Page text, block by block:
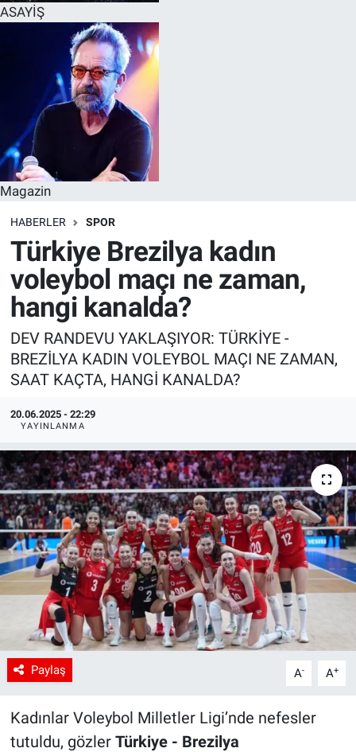
ASAYİŞ
Magazin
HABERLER SPOR
Türkiye Brezilya kadın
voleybol maçı ne zaman,
hangi kanalda?
DEV RANDEVU YAKLAŞIYOR: TÜRKİYE -
BREZİLYA KADIN VOLEYBOL MAÇI NE ZAMAN,
SAAT KAÇTA, HANGİ KANALDA?
20.06.2025 - 22:29
YAYINLANMA
Paylaş A- A+
Kadınlar Voleybol Milletler Ligi’nde nefesler
tutuldu, gözler Türkiye - Brezilya